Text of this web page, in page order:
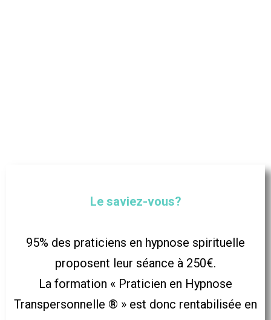
Le saviez-vous?
95% des praticiens en hypnose spirituelle
proposent leur séance à 250€.
La formation « Praticien en Hypnose
Transpersonnelle ® » est donc rentabilisée en